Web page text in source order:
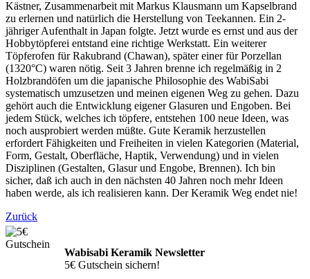
Kästner, Zusammenarbeit mit Markus Klausmann um Kapselbrand
zu erlernen und natürlich die Herstellung von Teekannen. Ein 2-
jähriger Aufenthalt in Japan folgte. Jetzt wurde es ernst und aus der
Hobbytöpferei entstand eine richtige Werkstatt. Ein weiterer
Töpferofen für Rakubrand (Chawan), später einer für Porzellan
(1320°C) waren nötig. Seit 3 Jahren brenne ich regelmäßig in 2
Holzbrandöfen um die japanische Philosophie des WabiSabi
systematisch umzusetzen und meinen eigenen Weg zu gehen. Dazu
gehört auch die Entwicklung eigener Glasuren und Engoben. Bei
jedem Stück, welches ich töpfere, entstehen 100 neue Ideen, was
noch ausprobiert werden müßte. Gute Keramik herzustellen
erfordert Fähigkeiten und Freiheiten in vielen Kategorien (Material,
Form, Gestalt, Oberfläche, Haptik, Verwendung) und in vielen
Disziplinen (Gestalten, Glasur und Engobe, Brennen). Ich bin
sicher, daß ich auch in den nächsten 40 Jahren noch mehr Ideen
haben werde, als ich realisieren kann. Der Keramik Weg endet nie!
Zurück
Wabisabi Keramik Newsletter
5€ Gutschein sichern!